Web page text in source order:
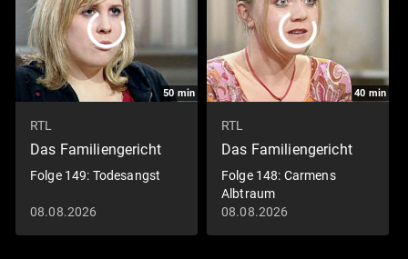
50 min
RTL
Das Familiengericht
Folge 149: Todesangst
08.08.2026
40 min
RTL
Das Familiengericht
Folge 148: Carmens
Albtraum
08.08.2026